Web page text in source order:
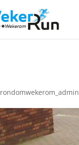
rondomwekerom_admin